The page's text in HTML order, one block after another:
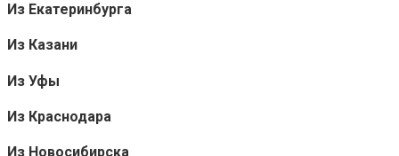
Из Екатеринбурга
Из Казани
Из Уфы
Из Краснодара
Из Новосибирска